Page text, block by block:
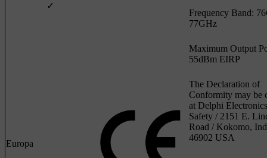
Europa
✓
Frequency Band:
77GHz
Maximum Output
55dBm EIRP
The Declaration of
Conformity may be
at Delphi
Safety / 2151 E.
Road / Kokomo,
46902 USA